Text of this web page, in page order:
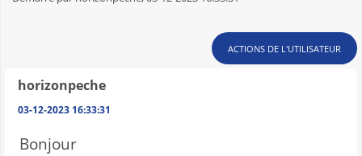
ACTIONS DE L'UTILISATEUR
horizonpeche
03-12-2023 16:33:31
Bonjour